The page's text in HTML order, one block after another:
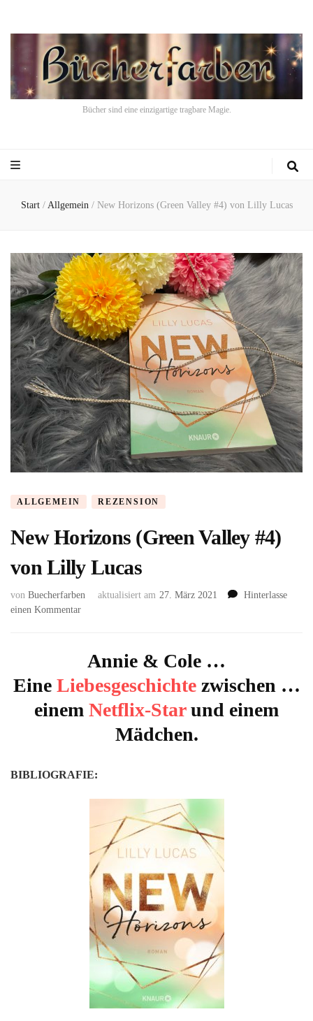
Bücher sind eine einzigartige tragbare Magie.
Start / Allgemein / New Horizons (Green Valley #4) von Lilly Lucas
ALLGEMEIN REZENSION
New Horizons (Green Valley #4)
von Lilly Lucas
von Buecherfarben aktualisiert am 27. März 2021
Hinterlasse
einen Kommentarzu
(Green
Valley
#4)
Lilly
Annie & Cole …
Eine Liebesgeschichtezwischen …
einem Netflix-Starund einem
Mädchen.
BIBLIOGRAFIE: